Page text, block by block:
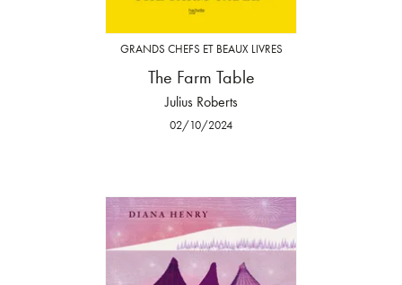
GRANDS CHEFS ET BEAUX LIVRES
The Farm Table
Julius Roberts
02/10/2024